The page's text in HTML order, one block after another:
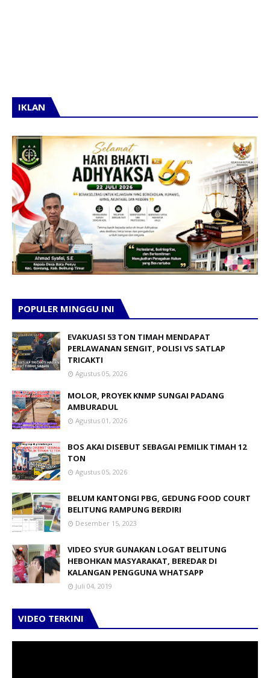
IKLAN
POPULER MINGGU INI
EVAKUASI 53 TON TIMAH MENDAPAT
PERLAWANAN SENGIT, POLISI VS SATLAP
TRICAKTI
Agustus 05, 2026
MOLOR, PROYEK KNMP SUNGAI PADANG
AMBURADUL
Agustus 01, 2026
BOS AKAI DISEBUT SEBAGAI PEMILIK TIMAH 12
TON
Agustus 05, 2026
BELUM KANTONGI PBG, GEDUNG FOOD COURT
BELITUNG RAMPUNG BERDIRI
Desember 15, 2023
VIDEO SYUR GUNAKAN LOGAT BELITUNG
HEBOHKAN MASYARAKAT, BEREDAR DI
KALANGAN PENGGUNA WHATSAPP
Juli 04, 2019
VIDEO TERKINI